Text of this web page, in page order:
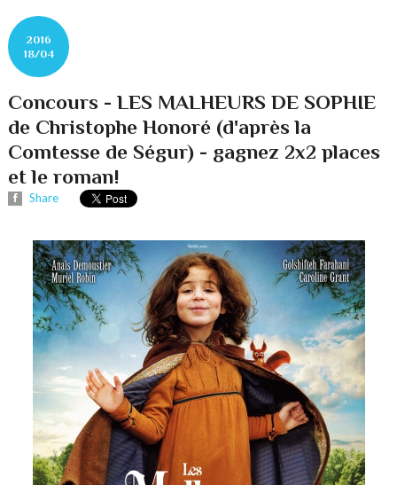
2016
18/04
Concours - LES MALHEURS DE SOPHIE
de Christophe Honoré (d'après la
Comtesse de Ségur) - gagnez 2x2 places
et le roman!
Share